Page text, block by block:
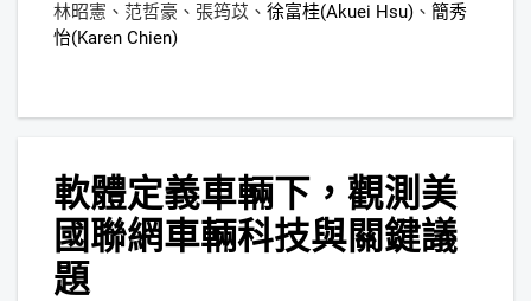
林昭憲 、 范哲豪 、 張筠苡 、 徐富桂(Akuei Hsu) 、 簡秀
怡(Karen Chien)
軟體定義車輛下，觀測美
國聯網車輛科技與關鍵議
題